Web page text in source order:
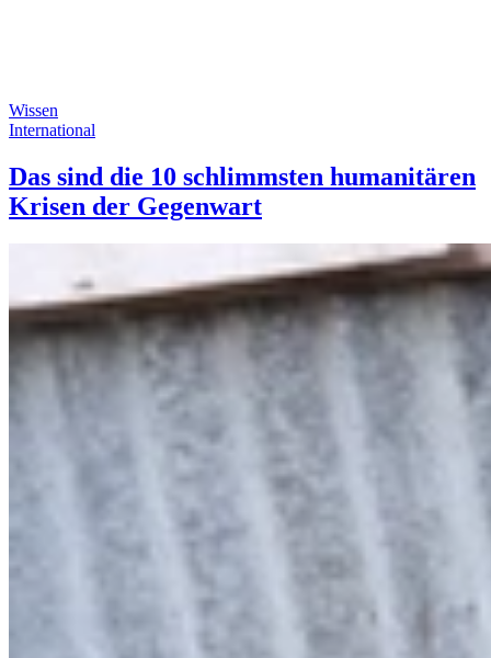
Wissen
International
Das sind die 10 schlimmsten humanitären
Krisen der Gegenwart